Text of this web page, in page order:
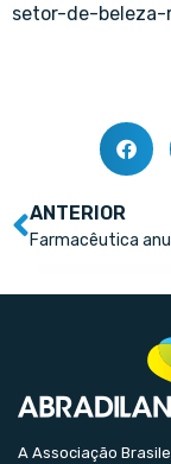
setor-de-
ANTERIOR
A Associação